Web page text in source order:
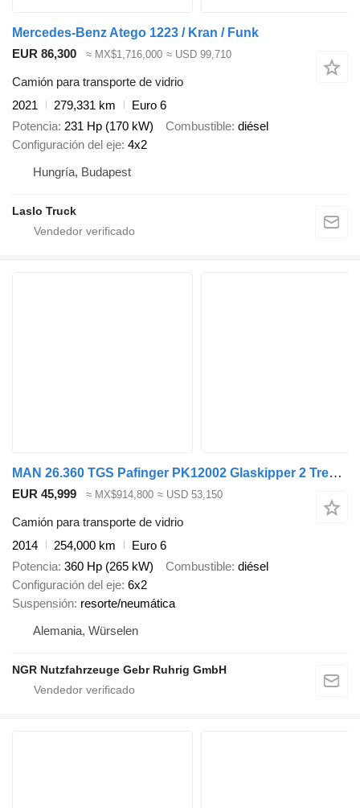
Mercedes-Benz Atego 1223 / Kran / Funk
EUR 86,300
≈ MX$1,716,000 ≈ USD 99,710
Camión para transporte de vidrio
2021
279,331 km
Euro 6
Potencia 231 Hp (170 kW) Combustible diésel
Configuración del eje 4x2
Hungría, Budapest
Laslo Truck
MAN 26.360 TGS Pafinger PK12002 Glaskipper 2 Trennw
EUR 45,999 ≈ MX$914,800 ≈ USD 53,150
Camión para transporte de vidrio
2014
254,000 km
Euro 6
Potencia 360 Hp (265 kW) Combustible diésel
Configuración del eje 6x2
Suspensión resorte/neumática
Alemania, Würselen
NGR Nutzfahrzeuge Gebr Ruhrig GmbH